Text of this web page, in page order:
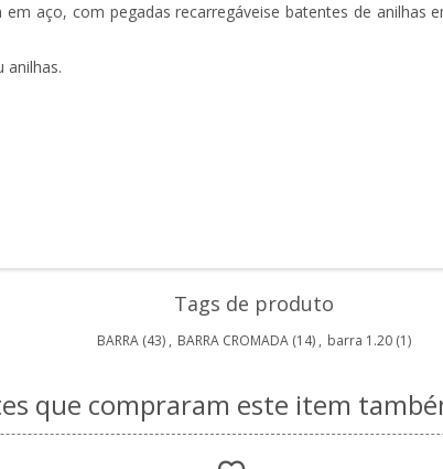
aço, com pegadas recarregáveis​​e batentes de anilhas
anilhas.
Tags de produto
BARRA (43) , BARRA CROMADA (14) , barra 1.20 (1)
que compraram este item